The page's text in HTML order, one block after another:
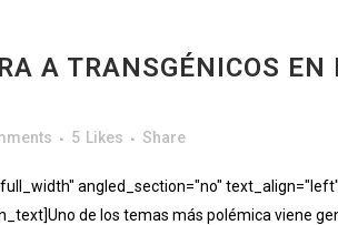
A TRANSGÉNICOS
5 Likes Share
angled_section="no" text_align="left"
de los temas más polémica viene